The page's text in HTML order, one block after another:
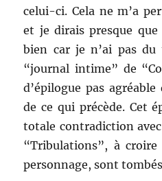
celui-ci. Cela ne m’a
et je dirais presque
bien car je n’ai pas
“journal intime” de
d’épilogue pas
de ce qui précède. Cet
totale contradiction avec
“Tribulations”, à
personnage, sont